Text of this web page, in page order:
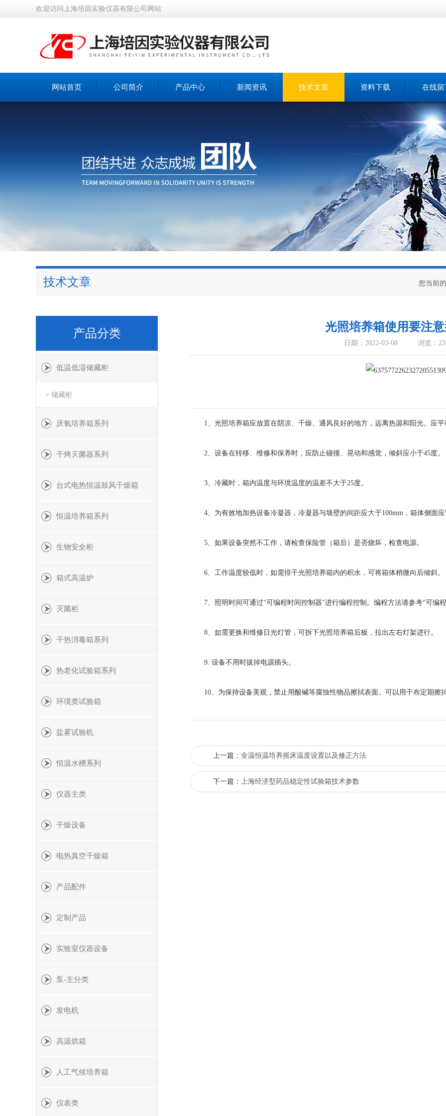
欢迎访问上海培因实验仪器有限公司网站
网站首页 公司简介 产品中心 新闻资讯 技术文章 资料下载 在线留
技术文章 您当前
光照培养箱使用要注
日期：2022-03-08 浏览：
1、光照培养箱应放置在阴凉、干燥、通风良好的地方，远离热源和阳光。应平
2、设备在转移、维修和保养时，应防止碰撞、晃动和感觉，倾斜应小于45度。
3、冷藏时，箱内温度与环境温度的温差不大于25度。
4、为有效地加热设备冷凝器，冷凝器与墙壁的间距应大于100mm，箱体侧面应
5、如果设备突然不工作，请检查保险管（箱后）是否烧坏，检查电源。
6、工作温度较低时，如需排干光照培养箱内的积水，可将箱体稍微向后倾斜。
7、照明时间可通过“可编程时间控制器"进行编程控制。编程方法请参考“可编
8、如需更换和维修日光灯管，可拆下光照培养箱后板，拉出左右灯架进行。
9. 设备不用时拔掉电源插头。
10、为保持设备美观，禁止用酸碱等腐蚀性物品擦拭表面。可以用干布定期擦
上一篇： 全温恒温培养摇床温度设置以及修正方法
下一篇： 上海经济型药品稳定性试验箱技术参数
产品分类
低温低湿储藏柜
> 储藏柜
厌氧培养箱系列
干烤灭菌器系列
台式电热恒温鼓风干燥箱
恒温培养箱系列
生物安全柜
箱式高温炉
灭菌柜
干热消毒箱系列
热老化试验箱系列
环境类试验箱
盐雾试验机
恒温水槽系列
仪器主类
干燥设备
电热真空干燥箱
产品配件
定制产品
实验室仪器设备
泵-主分类
发电机
高温烘箱
人工气候培养箱
仪表类